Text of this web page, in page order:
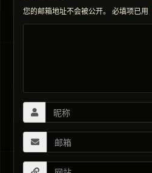
您的邮箱地址不会被公开。 必填项已用